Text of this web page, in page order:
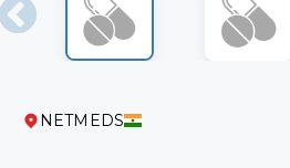
NETMEDS